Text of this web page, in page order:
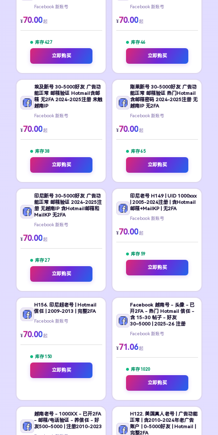
Facebook 新账号
¥70.00 起
库存 427
立即购买
Facebook 新账号
¥70.00 起
库存 46
立即购买
埃及新号 30-5000好友 广告功
能正常 邮箱验证 Hotmail含邮
箱 无2FA 2024-2025注册 未触
越南IP
Facebook 新账号
¥70.00 起
库存 38
立即购买
刚果新号 30-5000好友 广告功
能正常 邮箱验证 热门Hotmail
含邮箱密码 2024-2025注册 无
越南IP 无2FA
Facebook 新账号
¥70.00 起
库存 65
立即购买
印尼新号 30-5000好友 广告功
能正常 邮箱验证 2024-2025注
册 无越南IP 含Hotmail邮箱和
MailKP 无2FA
Facebook 新账号
¥70.00 起
库存 27
立即购买
印尼老号 H149 | UID 1000xxx
| 2005-2024注册 | 含Hotmail
邮箱+MailKP | 无2FA
Facebook 新账号
¥70.00 起
库存 59
立即购买
H156. 印尼超老号 | Hotmail
信任 | 2009-2013 | 完整2FA
Facebook 新账号
¥70.00 起
库存 150
立即购买
Facebook 越南号 - 头像 - 已
开2FA - 热门 Hotmail 信任 -
含 15-30 帖子 - 好友
30~5000 | 2025-26 注册
Facebook 新账号
¥71.06 起
库存 1020
立即购买
越南老号 - 1000XX - 已开2FA
- 邮箱/电话验证 - 养信任 - 好
友500~5000 | 注册2010-2023
H122. 美国真人老号 | 广告功能
正常 | 含2010-2024年老广告
账户 | 0-5000好友 | Hotmail |
完整2FA